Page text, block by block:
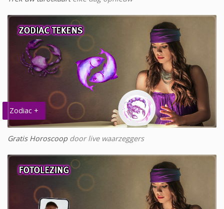
Zodiac +
Gratis Horoscoopdoor live waarzeggers